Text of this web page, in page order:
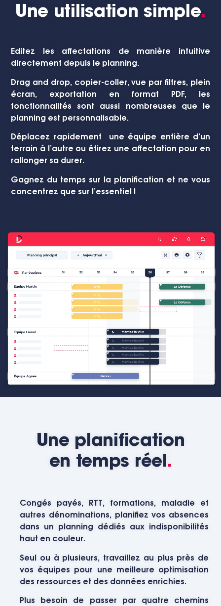
Une utilisation simple.
Editez les affectations de manière intuitive
directement depuis le planning.
Drag and drop, copier-coller, vue par filtres, plein
écran, exportation en format PDF, les
fonctionnalités sont aussi nombreuses que le
planning est personnalisable.
Déplacez rapidement une équipe entière d’un
terrain à l’autre ou étirez une affectation pour en
rallonger sa durer.
Gagnez du temps sur la planification et ne vous
concentrez que sur l’essentiel !
Une planification
en temps réel.
Congés payés, RTT, formations, maladie et
autres dénominations, planifiez vos absences
dans un planning dédiés aux indisponibilités
haut en couleur.
Seul ou à plusieurs, travaillez au plus près de
vos équipes pour une meilleure optimisation
des ressources et des données enrichies.
Plus besoin de passer par quatre chemins